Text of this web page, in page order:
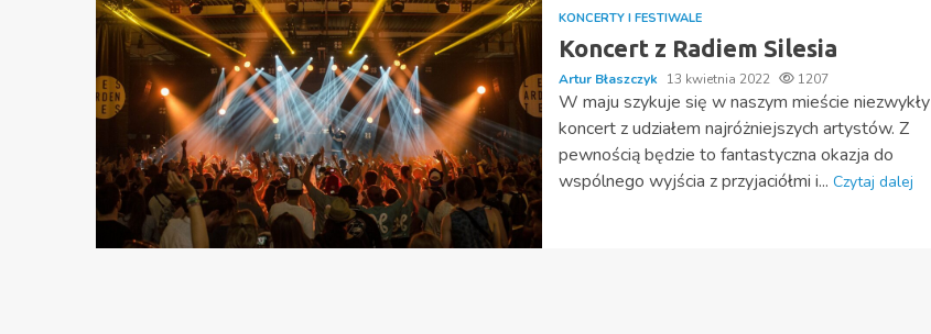
KONCERTY I FESTIWALE
Koncert z Radiem Silesia
Artur Błaszczyk 13 kwietnia 2022 1207
W maju szykuje się w naszym mieście niezwykły
koncert z udziałem najróżniejszych artystów. Z
pewnością będzie to fantastyczna okazja do
wspólnego wyjścia z przyjaciółmi i... Czytaj dalej